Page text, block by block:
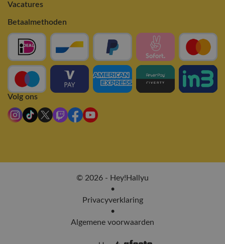
Vacatures
Betaalmethoden
Volg ons
© 2026 - Hey!Hallyu
•
Privacyverklaring
•
Algemene voorwaarden